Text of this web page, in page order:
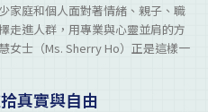
家庭和個人面對著情緒、親子、職
走進人群，用專業與心靈並肩的方
女士（Ms. Sherry Ho）正是這樣一
真實與自由